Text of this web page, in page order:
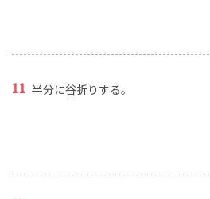
半分に谷折りする。